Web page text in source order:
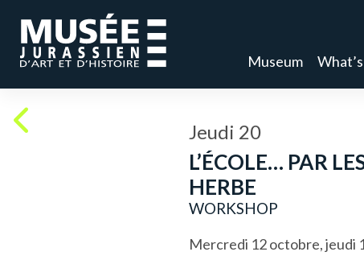
Museum
Jeudi 20
L’ÉCOLE… PAR
HERBE
WORKSHOP
Mercredi 12 octobre, jeudi